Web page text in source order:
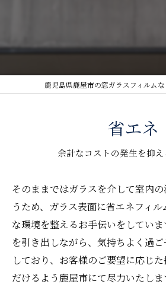
鹿児島県鹿屋市の窓ガラスフィルム
省エネ
余計なコストの発生を抑
そのままではガラスを介して室内
うため、ガラス表面に省エネフィ
な環境を整えるお手伝いをしてい
を引き出しながら、気持ちよく過
しており、お客様のご要望に応じ
だけるよう鹿屋市にて尽力いたしま